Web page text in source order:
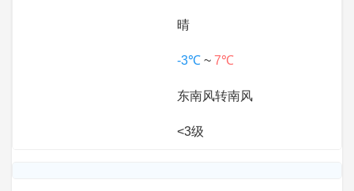
晴
-3℃ ~ 7℃
东南风转南风
<3级